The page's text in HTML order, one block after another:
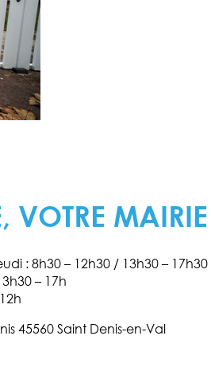
VOTRE MAIRIE
: 8h30 – 12h30 / 13h30 – 17h30
– 17h
45560 Saint Denis-en-Val